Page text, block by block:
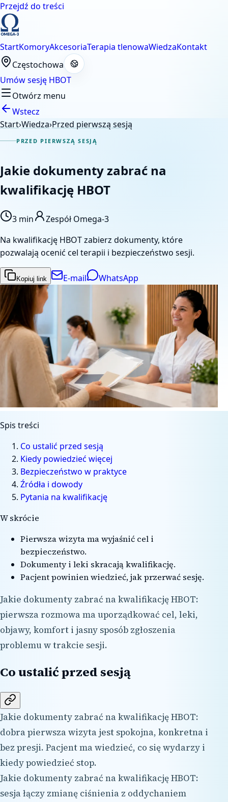
Przejdź do treści
StartKomoryAkcesoriaTerapia tlenowaWiedzaKontakt
Częstochowa
Umów sesję HBOT
Otwórz menu
Wstecz
Start›Wiedza›Przed pierwszą sesją
PRZED PIERWSZĄ SESJĄ
Jakie dokumenty zabrać na
kwalifikację HBOT
3 min
Zespół Omega-3
Na kwalifikację HBOT zabierz dokumenty, które
pozwalają ocenić cel terapii i bezpieczeństwo sesji.
Kopiuj link E-mail WhatsApp
Spis treści
Co ustalić przed sesją
Kiedy powiedzieć więcej
Bezpieczeństwo w praktyce
Źródła i dowody
Pytania na kwalifikację
W skrócie
Pierwsza wizyta ma wyjaśnić cel i
bezpieczeństwo.
Dokumenty i leki skracają kwalifikację.
Pacjent powinien wiedzieć, jak przerwać sesję.
Jakie dokumenty zabrać na kwalifikację HBOT:
pierwsza rozmowa ma uporządkować cel, leki,
objawy, komfort i jasny sposób zgłoszenia
problemu w trakcie sesji.
Co ustalić przed sesją
Jakie dokumenty zabrać na kwalifikację HBOT:
dobra pierwsza wizyta jest spokojna, konkretna i
bez presji. Pacjent ma wiedzieć, co się wydarzy i
kiedy powiedzieć stop.
Jakie dokumenty zabrać na kwalifikację HBOT:
sesja łączy zmianę ciśnienia z oddychaniem